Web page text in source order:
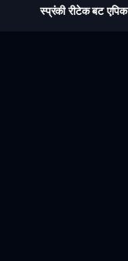
स्प्रंकी रीटेक बट एपिक